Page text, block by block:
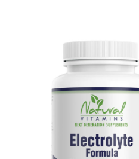
Οι επιλογές
Αυτό το προϊόν έχει